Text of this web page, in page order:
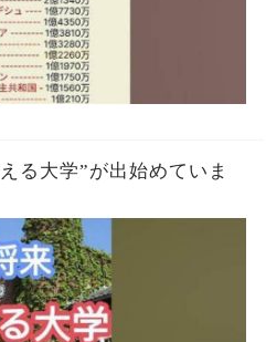
る大学”が出始めていま